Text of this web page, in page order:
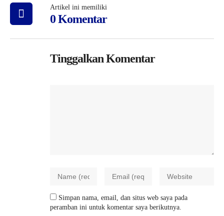
Artikel ini memiliki
0 Komentar
Tinggalkan Komentar
Simpan nama, email, dan situs web saya pada
peramban ini untuk komentar saya berikutnya.